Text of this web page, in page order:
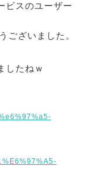
ビスのユーザー
ございました。
したねｗ